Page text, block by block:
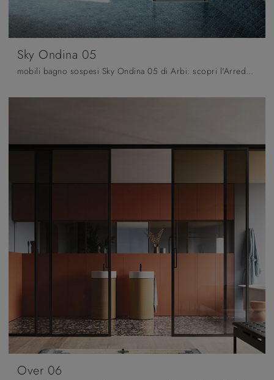
Sky Ondina 05
mobili bagno sospesi Sky Ondina 05 di Arbi: scopri l'Arredo Bagno in legno design e arreda la stanza del benessere.
Over 06